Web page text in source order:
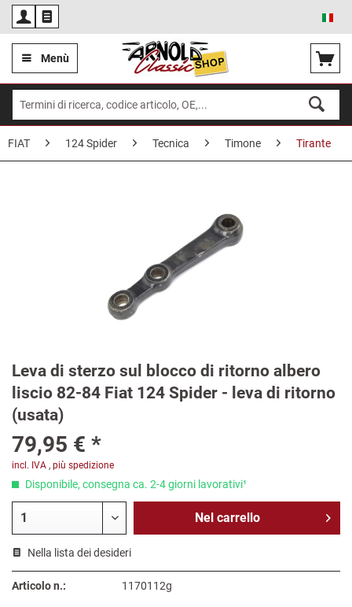
Menù
FIAT 124 Spider Tecnica Timone Tirante
Leva di sterzo sul blocco di ritorno albero
liscio 82-84 Fiat 124 Spider - leva di ritorno
(usata)
79,95 € *
incl. IVA , più spedizione
Disponibile, consegna ca. 2-4 giorni lavorativi¹
Nel carrello
Nella lista dei desideri
Articolo n.: 1170112g